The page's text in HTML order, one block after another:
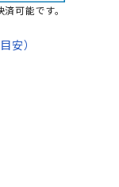
可能です。
安）